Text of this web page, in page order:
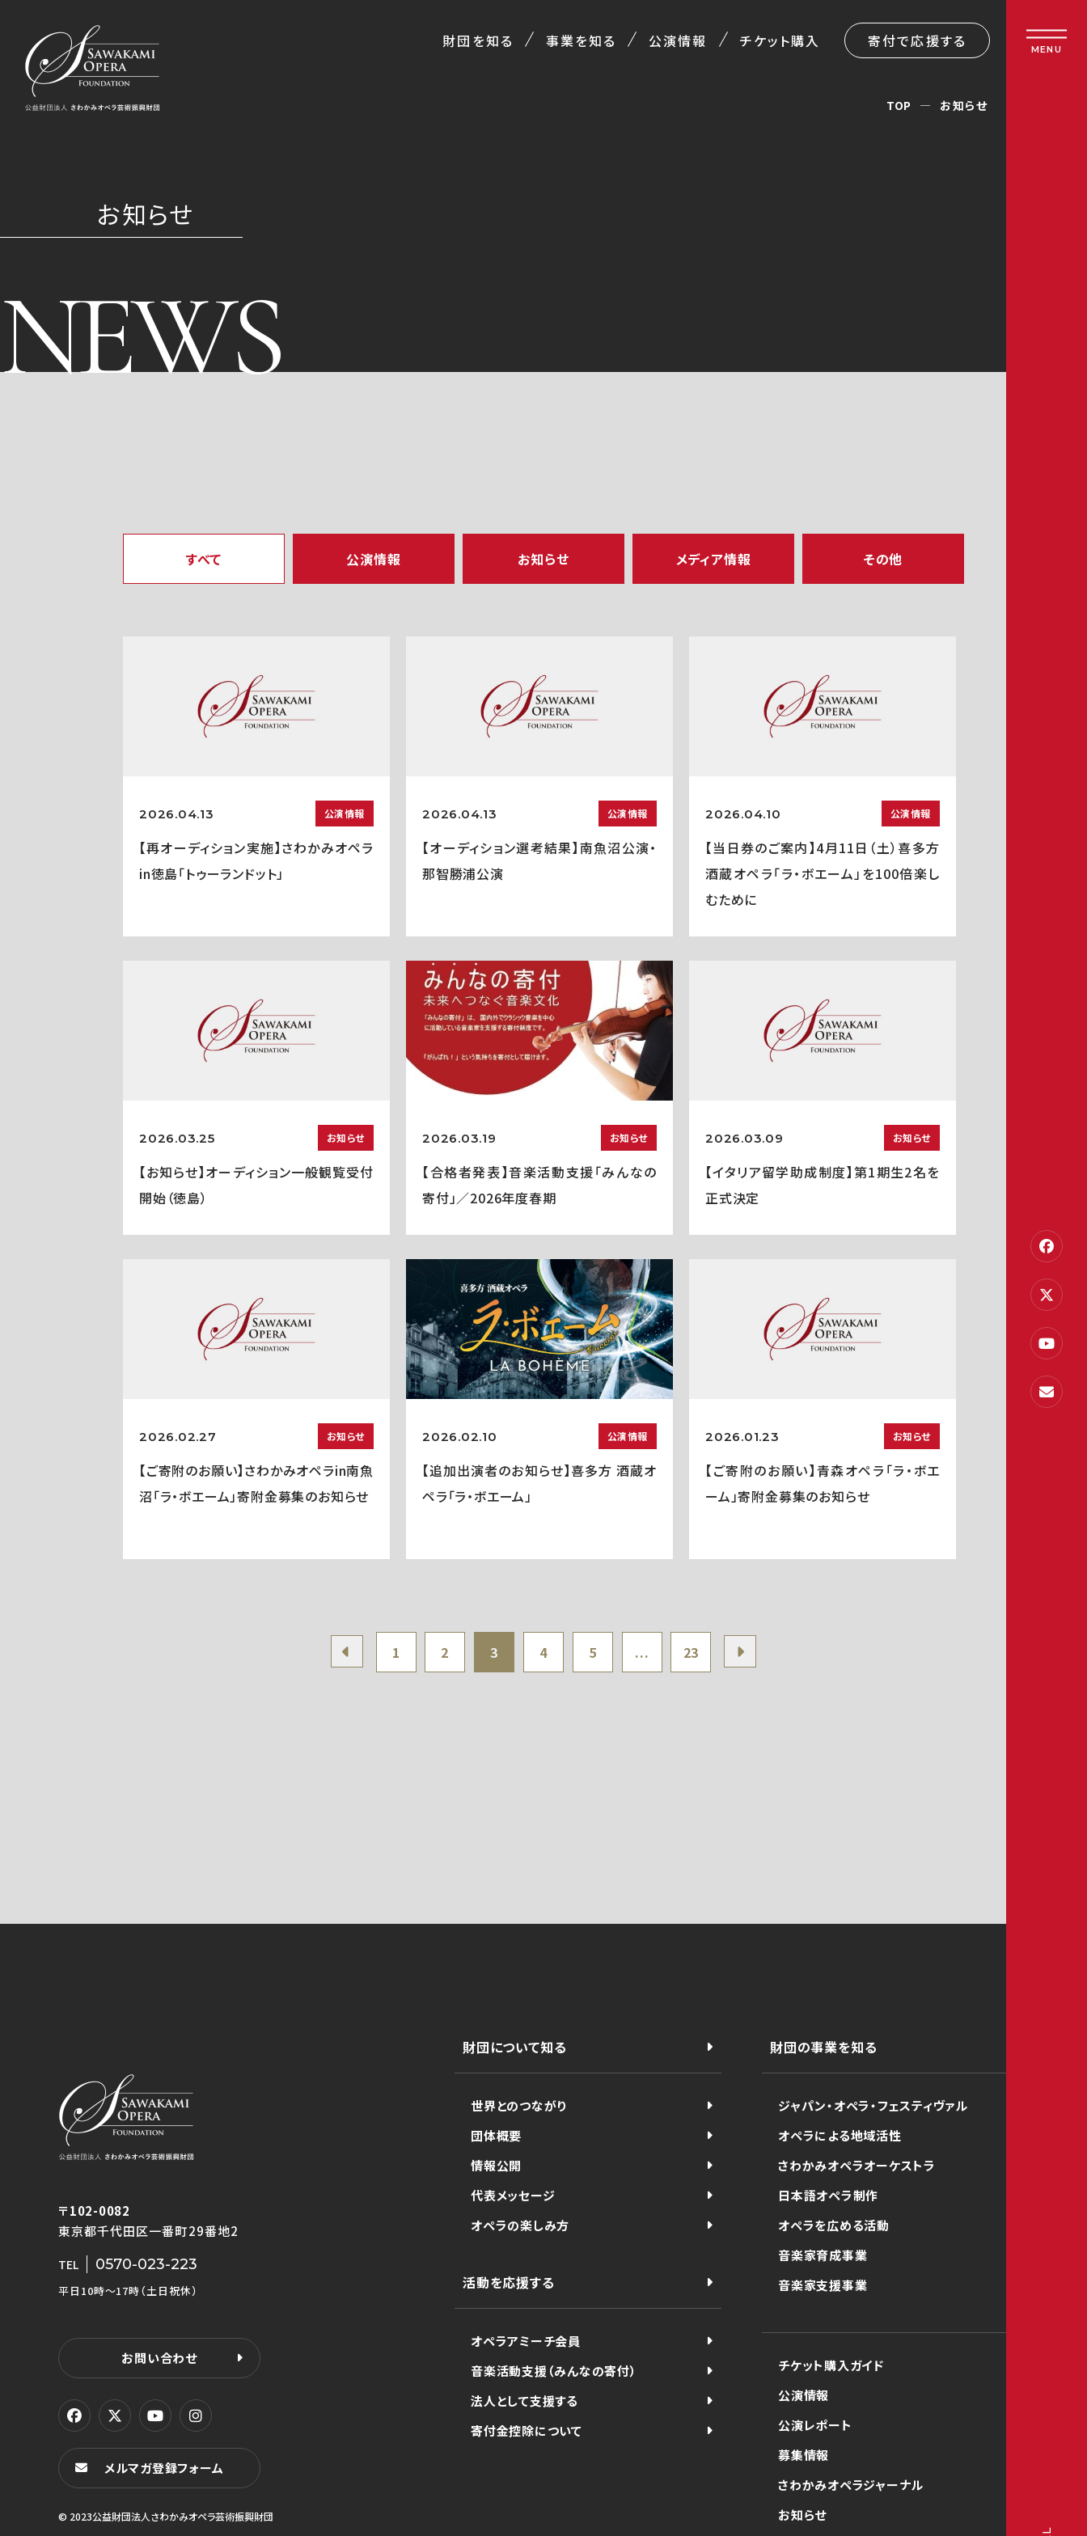
財団を知る 事業を知る 公演情報 チケット購入 寄付で応援する MENU
お知らせ
NEWS
TOP お知らせ
すべて 公演情報 お知らせ メディア情報 その他
2026.04.13 公演情報
【再オーディション実施】さわかみオペラ
in徳島「トゥーランドット」
2026.04.13 公演情報
【オーディション選考結果】南魚沼公演・
那智勝浦公演
2026.04.10 公演情報
【当日券のご案内】4月11日（土）喜多方
酒蔵オペラ「ラ・ボエーム」を100倍楽し
むために
2026.03.25 お知らせ
【お知らせ】オーディション一般観覧受付
開始（徳島）
2026.03.19 お知らせ
【合格者発表】音楽活動支援「みんなの
寄付」／2026年度春期
2026.03.09 お知らせ
【イタリア留学助成制度】第1期生2名を
正式決定
2026.02.27 お知らせ
【ご寄附のお願い】さわかみオペラin南魚
沼「ラ・ボエーム」寄附金募集のお知らせ
2026.02.10 公演情報
【追加出演者のお知らせ】喜多方 酒蔵オ
ペラ「ラ・ボエーム」
2026.01.23 お知らせ
【ご寄附のお願い】青森オペラ「ラ・ボエ
ーム」寄附金募集のお知らせ
1 2 3 4 5 ... 23
〒102-0082
東京都千代田区一番町29番地2
TEL 0570-023-223
平日10時〜17時（土日祝休）
お問い合わせ
メルマガ登録フォーム
© 2023公益財団法人さわかみオペラ芸術振興財団
財団について知る
世界とのつながり
団体概要
情報公開
代表メッセージ
オペラの楽しみ方
活動を応援する
オペラアミーチ会員
音楽活動支援（みんなの寄付）
法人として支援する
寄付金控除について
財団の事業を知る
ジャパン・オペラ・フェスティヴァル
オペラによる地域活性
さわかみオペラオーケストラ
日本語オペラ制作
オペラを広める活動
音楽家育成事業
音楽家支援事業
チケット購入ガイド
公演情報
公演レポート
募集情報
さわかみオペラジャーナル
お知らせ